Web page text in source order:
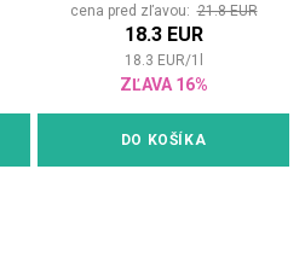
cena pred zľavou:21.8 EUR
18.3 EUR
18.3 EUR/1
ZĽAVA 16%
DO KOŠÍKA